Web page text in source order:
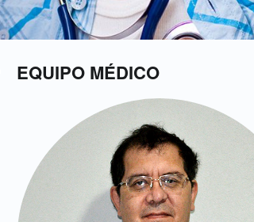
EQUIPO MÉDICO